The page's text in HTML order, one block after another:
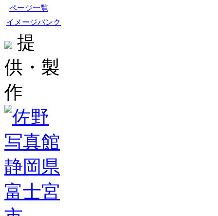
ページ一覧
イメージバンク
提
供・製
作